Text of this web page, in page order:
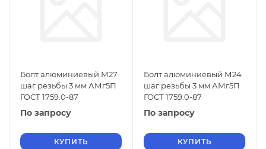
Болт алюминиевый М27
шаг резьбы 3 мм АМг5П
ГОСТ 1759.0-87
По запросу
КУПИТЬ
Болт алюминиевый М24
шаг резьбы 3 мм АМг5П
ГОСТ 1759.0-87
По запросу
КУПИТЬ